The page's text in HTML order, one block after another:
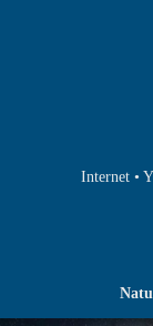
Internet •